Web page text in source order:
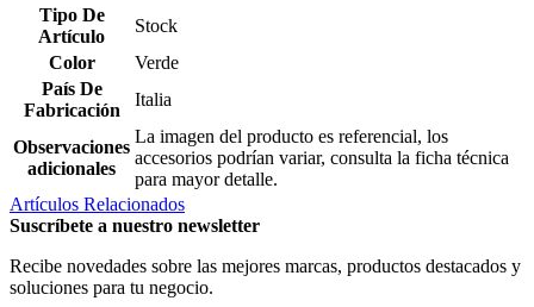
Tipo De
Artículo
Stock
Color
Verde
País De
Fabricación
Italia
Observaciones
adicionales
La imagen del producto es referencial, los
accesorios podrían variar, consulta la ficha técnica
para mayor detalle.
Artículos Relacionados
Suscríbete a nuestro newsletter
Recibe novedades sobre las mejores marcas, productos destacados y
soluciones para tu negocio.